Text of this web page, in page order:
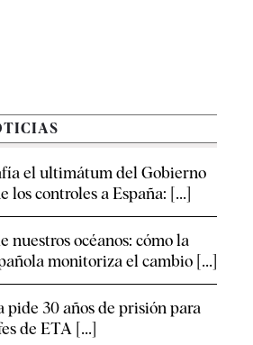
el ultimátum del Gobierno
los controles a España: [...]
nuestros océanos: cómo la
monitoriza el cambio [...]
pide 30 años de prisión para
de ETA [...]